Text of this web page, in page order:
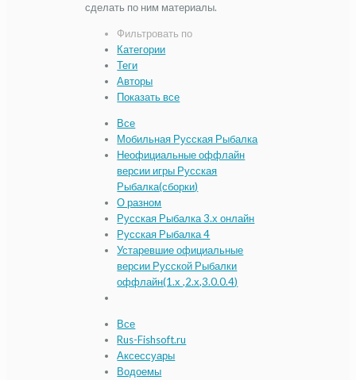
сделать по ним материалы.
Фильтровать по
Категории
Теги
Авторы
Показать все
Все
Мобильная Русская Рыбалка
Неофициальные оффлайн
версии игры Русская
Рыбалка(сборки)
О разном
Русская Рыбалка 3.х онлайн
Русская Рыбалка 4
Устаревшие официальные
версии Русской Рыбалки
оффлайн(1.х ,2.х,3.0.0.4)
Все
Rus-Fishsoft.ru
Аксессуары
Водоемы